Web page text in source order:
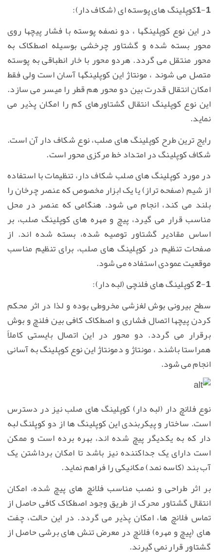
1-1کوپلینگ های پوسته ای (شکاف دار):
در این نوع کوپلینگها ، دو نصفه پوسته با فشار پیچها روی
محور بسته شده و گشتاور چرخشی بوسیله اصطکاک به
محور منتقل می گردد. هردو محور با خار انطباقی به پوسته
متصل می شوند ، مونتاژ این کوپلینگها آسان است ولی فقط
امکان انتقال قدرت بین دو محور هم قطر را میسر می سازد.
این نوع کوپلینگ انتقال گشتاورهای کم را امکان پذیر می
نماید.
رایج ترین طرح کوپلینگ های صلب، نوع شکاف دار آن است.
شکاف کوپلینگ در امتداد خط مرکزی محور است.
در مورد کوپلینگ های صلب شکاف دار، تنظیمات با استفاده
از شیم (صفحه تراز) یا یک ابزار مخصوص که عنصر چرخان را
بلند می کند، انجام می شود. هنگامی که عنصر در محل
مناسب قرار می گیرد، پیچ و مهره های کوپلینگ صلب، بر
اساس مقادیر گشتاور توصیه شده، بسته شده اند. از
صفحات تنظیم در کوپلینگ های صلب، برای تنظیم مناسب
موقعیت عمودی استفاده می شود.
2-1 کوپلینگ های فلنچی (لبه دار):
سطح بیرونی بوش لغزشی مخروطی بوده و لذا در اثر محکم
کردن پیچها اتصال فشاری و اصطکاک کافی بین فلنچ و بوش
برقرار می گردد. دو محور در این اتصال بایستی کاملاً
همراستا باشند ، مونتاژ و دمونتاژ این نوع کوپلینگ به آسانی
انجام می شود.
نوع فلانچ دار (لبه دار) کوپلینگ های صلب نیز در دسترس
است. ساختار و پیکربندی این کوپلینگ ها از دو کوپلنگ لبه
دار که به یکدیگر پیچ شده اند، بهره برده است و ممکن
است دارای یک جداکننده نیز باشد تا امکان برداشتن یک
آب بند (کاسه نمد) مکانیکی را فراهم نماید.
بر اثر طراحی و نصب مناسب فلانچ های پیچ شده، امکان
انتقال گشتاور محرک از طریق وجود اصطکاک کافی حاصل از
تماس فلانچ ها، امکان پذیر می گردد. در این حالت، چفت
های (پیچ و مهره) فلانچ در معرض تنش های برشی حاصل از
گشتاور قرار نمی گیرند.